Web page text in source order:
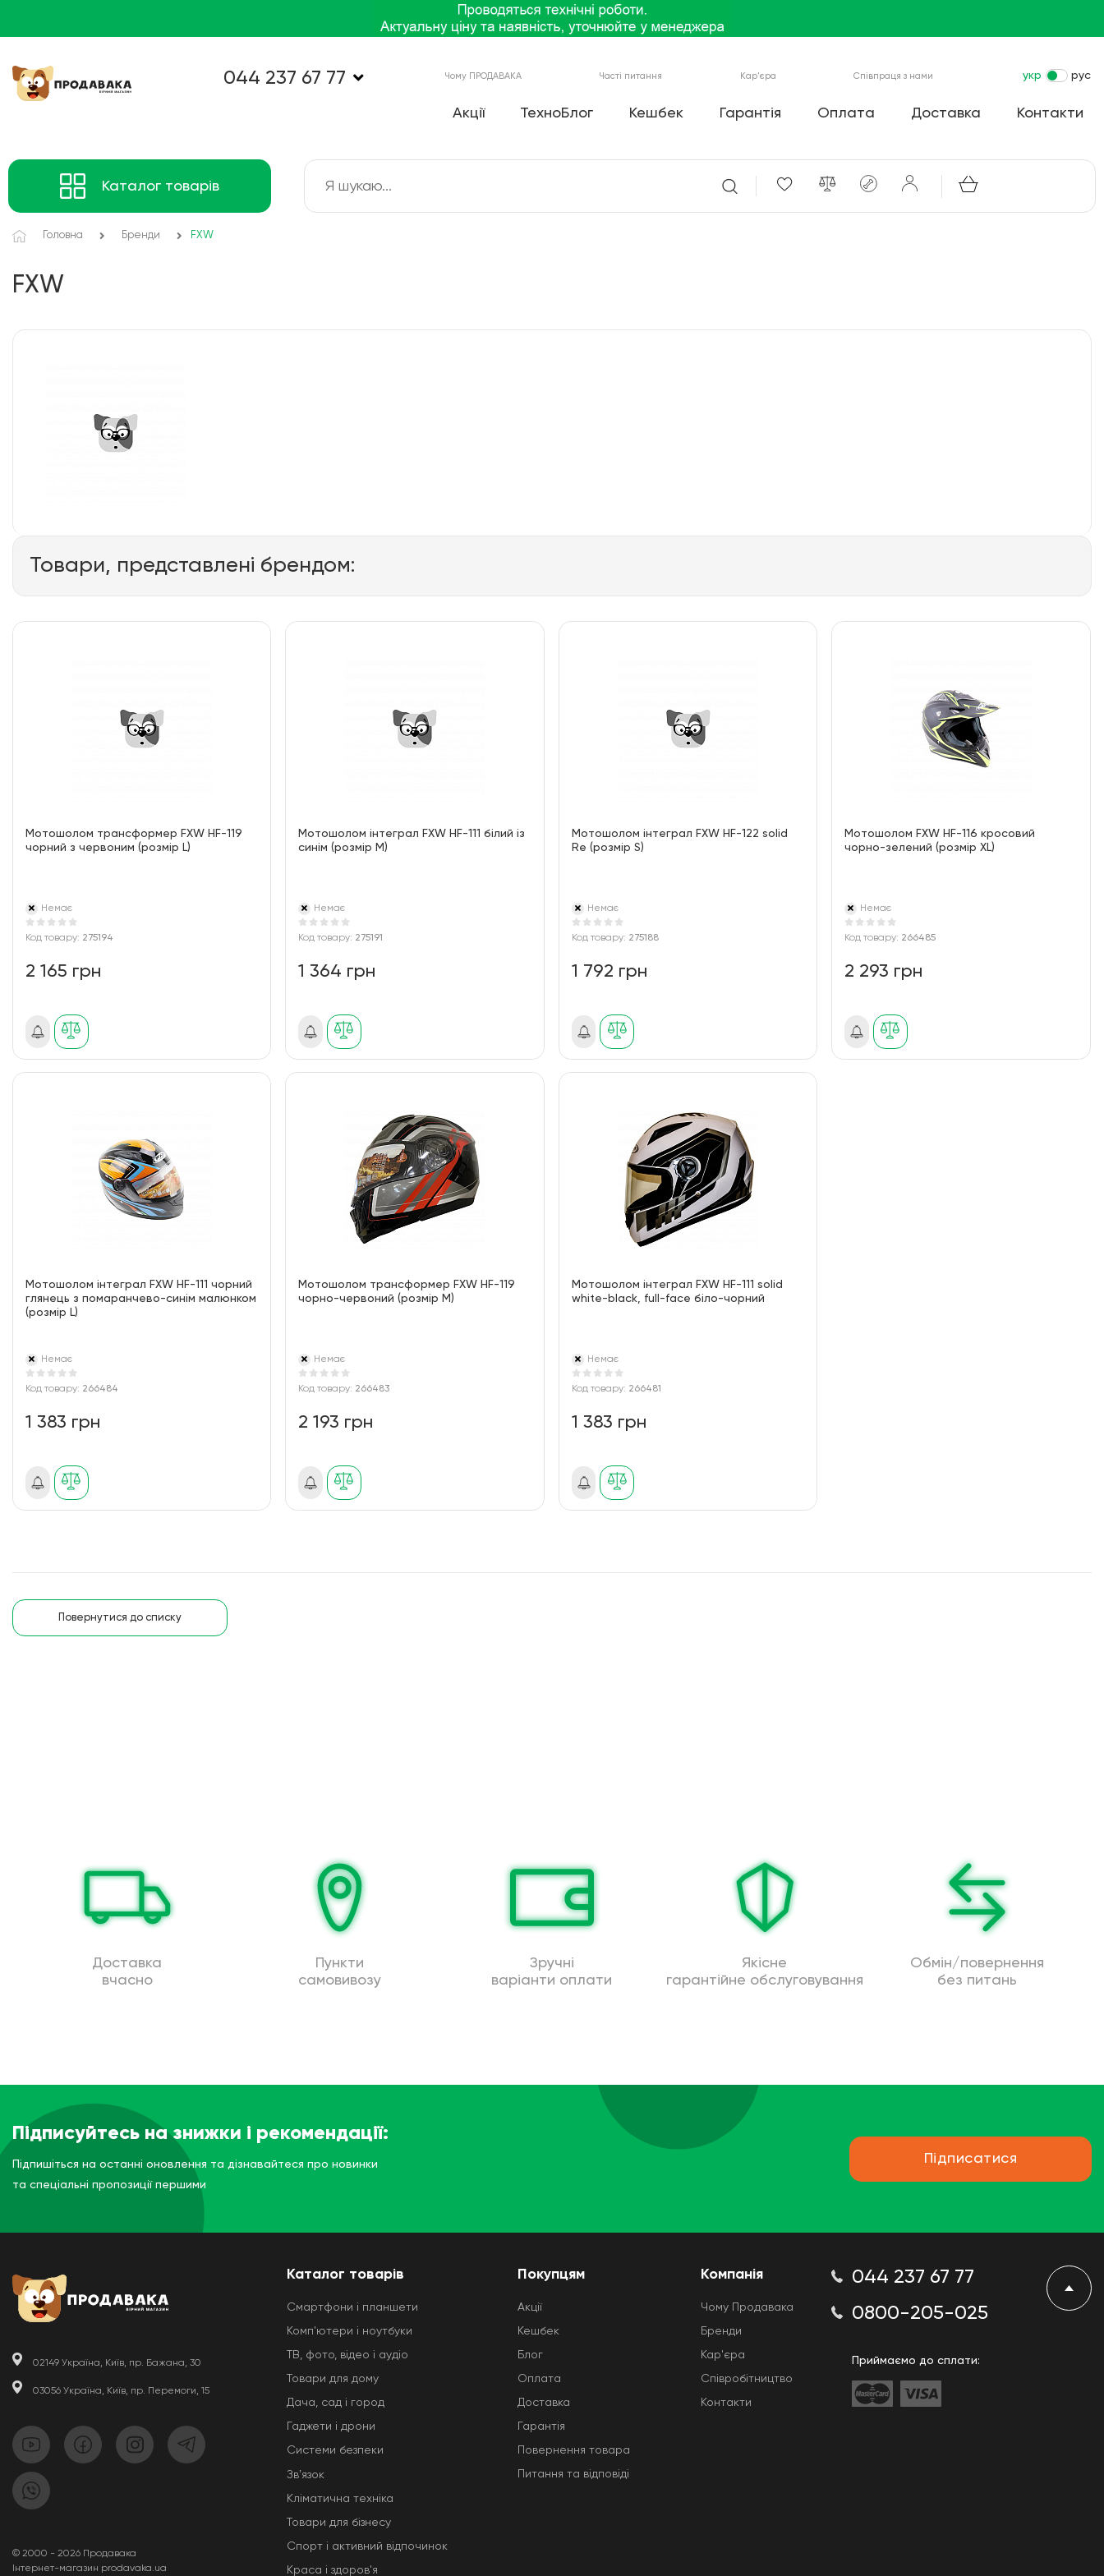
044 237 67 77 Чому ПРОДАВАКА Часті питання Кар'єра Співпраця з нами укр рус
Акції ТехноБлог Кешбек Гарантія Оплата Доставка Контакти
Каталог товарів
Головна Бренди FXW
FXW
Товари, представлені брендом:
Мотошолом трансформер FXW HF-119
чорний з червоним (розмір L)
Немає
Код товару: 275194
2 165 грн
Мотошолом інтеграл FXW HF-111 білий із
синім (розмір М)
Немає
Код товару: 275191
1 364 грн
Мотошолом інтеграл FXW HF-122 solid
Re (розмір S)
Немає
Код товару: 275188
1 792 грн
Мотошолом FXW HF-116 кросовий
чорно-зелений (розмір XL)
Немає
Код товару: 266485
2 293 грн
Мотошолом інтеграл FXW HF-111 чорний
глянець з помаранчево-синім малюнком
(розмір L)
Немає
Код товару: 266484
1 383 грн
Мотошолом трансформер FXW HF-119
чорно-червоний (розмір М)
Немає
Код товару: 266483
2 193 грн
Мотошолом інтеграл FXW HF-111 solid
white-black, full-face біло-чорний
Немає
Код товару: 266481
1 383 грн
Повернутися до списку
Доставка
вчасно
Пункти
самовивозу
Зручні
варіанти оплати
Якісне
гарантійне обслуговування
Обмін/повернення
без питань
Підписуйтесь на знижки і рекомендації:
Підпишіться на останні оновлення та дізнавайтеся про новинки
та спеціальні пропозиції першими
Підписатися
02149 Україна, Київ, пр. Бажана, 30
03056 Україна, Київ, пр. Перемоги, 15
© 2000 - 2026 Продавака
Інтернет-магазин prodavaka.ua
Каталог товарів
Смартфони і планшети
Комп'ютери і ноутбуки
ТВ, фото, відео і аудіо
Товари для дому
Дача, сад і город
Гаджети і дрони
Системи безпеки
Звʼязок
Кліматична техніка
Товари для бізнесу
Спорт і активний відпочинок
Краса і здоров'я
Покупцям
Акції
Кешбек
Блог
Оплата
Доставка
Гарантія
Повернення товара
Питання та відповіді
Компанія
Чому Продавака
Бренди
Кар'єра
Співробітництво
Контакти
044 237 67 77
0800-205-025
Приймаємо до сплати: